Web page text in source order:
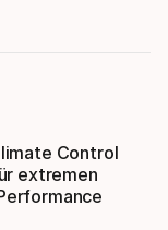
Control
extremen